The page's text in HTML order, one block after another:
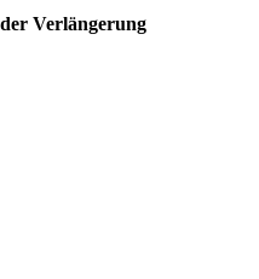
Verlängerung